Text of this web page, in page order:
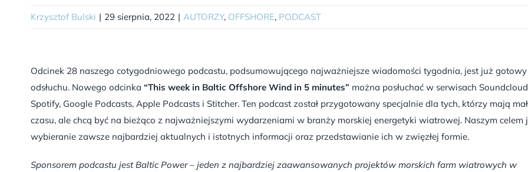
Krzysztof Bulski | 29 sierpnia, 2022 | AUTORZY, OFFSHORE, PODCAST
Odcinek 28 naszego cotygodniowego podcastu, podsumowującego najważniejsze wiadomości tygodnia, jest już
odsłuchu. Nowego odcinka “This week in Baltic Offshore Wind in 5 minutes” można posłuchać w serwisach
Spotify, Google Podcasts, Apple Podcasts i Stitcher. Ten podcast został przygotowany specjalnie dla tych, którzy mają
czasu, ale chcą być na bieżąco z najważniejszymi wydarzeniami w branży morskiej energetyki wiatrowej. Naszym celem
wybieranie zawsze najbardziej aktualnych i istotnych informacji oraz przedstawianie ich w zwięzłej formie.
Sponsorem podcastu jest Baltic Power – jeden z najbardziej zaawansowanych projektów morskich farm wiatrowych w